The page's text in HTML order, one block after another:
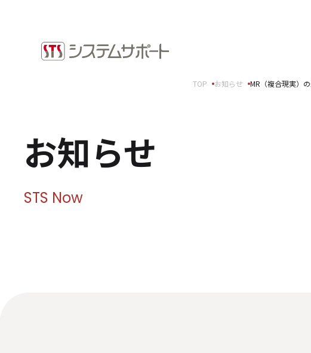
ソリューション・プロダクト
サステナビリティ
環境（E）
社会（S）
TOP お知らせ MR（複合現実）
お知らせ
STS Now